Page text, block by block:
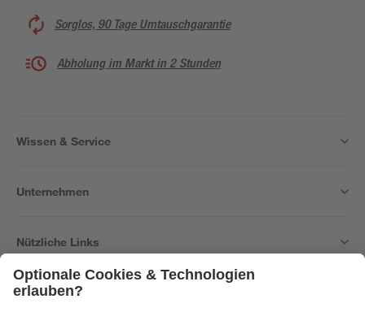
Sorglos, 90 Tage Umtauschgarantie
Abholung im Markt in 2 Stunden
Wissen & Service
Unternehmen
Nützliche Links